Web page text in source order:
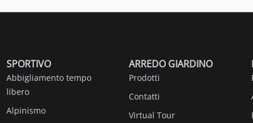
SPORTIVO
Abbigliamento tempo
libero
Alpinismo
ARREDO GIARDINO
Prodotti
Contatti
Virtual Tour